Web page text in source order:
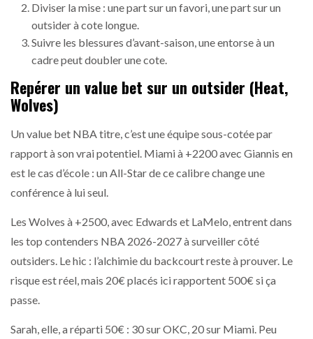
Diviser la mise : une part sur un favori, une part sur un
outsider à cote longue.
Suivre les blessures d’avant-saison, une entorse à un
cadre peut doubler une cote.
Repérer un value bet sur un outsider (Heat,
Wolves)
Un value bet NBA titre, c’est une équipe sous-cotée par
rapport à son vrai potentiel. Miami à +2200 avec Giannis en
est le cas d’école : un All-Star de ce calibre change une
conférence à lui seul.
Les Wolves à +2500, avec Edwards et LaMelo, entrent dans
les top contenders NBA 2026-2027 à surveiller côté
outsiders. Le hic : l’alchimie du backcourt reste à prouver. Le
risque est réel, mais 20€ placés ici rapportent 500€ si ça
passe.
Sarah, elle, a réparti 50€ : 30 sur OKC, 20 sur Miami. Peu